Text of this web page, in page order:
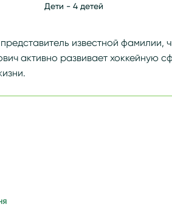
Дети - 4 детей
известной фамилии,
активно развивает хоккейную